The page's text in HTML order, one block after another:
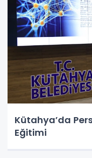
Kütahya’da
Eğitimi